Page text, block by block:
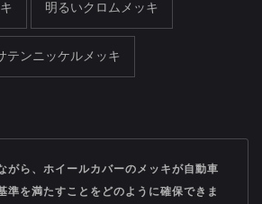
明るいクロムメッキ
テンニッケルメッキ
がら、ホイールカバーのメッキが自動車
準を満たすことをどのように確保できま